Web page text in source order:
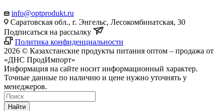
info@optprodukt.ru
Саратовская обл., г. Энгельс, Лесокомбинатская, 30
Подписаться на рассылку
Политика конфиденциальности
2026 © Казахстанские продукты питания оптом – продажа от
«ДНС ПродИмпорт»
Информация на сайте носит информационный характер.
Точные данные по наличию и цене нужно уточнять у
менеджеров.
Найти